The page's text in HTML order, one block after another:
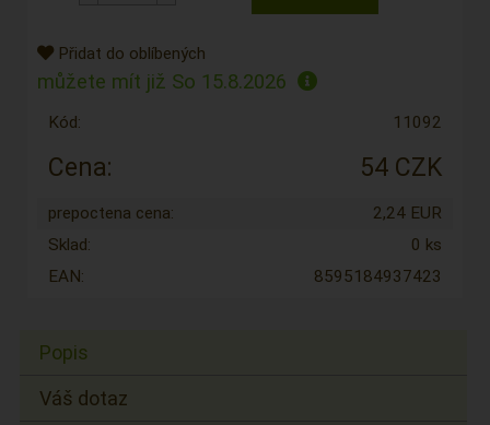
Přidat do oblíbených
můžete mít již So 15.8.2026
Kód: 11092
Cena: 54 CZK
prepoctena cena:
2,24 EUR
Sklad:
0 ks
EAN:
8595184937423
Popis
Váš dotaz